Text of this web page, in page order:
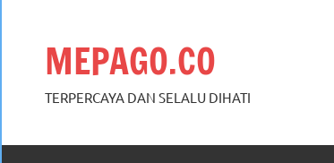
MEPAGO.CO
TERPERCAYA DAN SELALU DIHATI